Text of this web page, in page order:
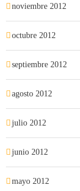
noviembre 2012
octubre 2012
septiembre 2012
agosto 2012
julio 2012
junio 2012
mayo 2012